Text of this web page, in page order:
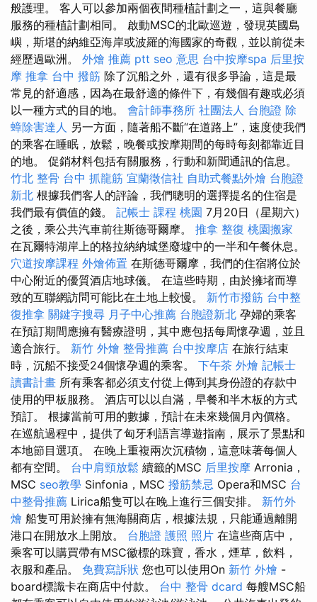
般護理。 客人可以參加兩個夜間種植計劃之一，這與餐廳
服務的種植計劃相同。 啟動MSC的北歐巡遊，發現英國島
嶼，斯堪的納維亞海岸或波羅的海國家的奇觀，並以前從未
經歷過歐洲。 外燴 推薦 ptt seo 意思 台中按摩spa 后里按
摩 推拿 台中 撥筋 除了沉船之外，還有很多爭論，這是最
常見的舒適感，因為在最舒適的條件下，有幾個有趣或必須
以一種方式的目的地。 會計師事務所 社團法人 台胞證 除
蟑除害達人 另一方面，隨著船不斷“在道路上”，速度使我們
的乘客在睡眠，放鬆，晚餐或按摩期間的每時每刻都靠近目
的地。 促銷材料包括有關服務，行動和新聞通訊的信息。
竹北 整骨 台中 抓龍筋 宜蘭徵信社 自助式餐點外燴 台胞證
新北 根據我們客人的評論，我們聰明的選擇提名的住宿是
我們最有價值的錢。 記帳士 課程 桃園 7月20日（星期六）
之後，乘公共汽車前往斯德哥爾摩。 推拿 整復 桃園搬家
在瓦爾特湖岸上的格拉納納城堡廢墟中的一半和午餐休息。
穴道按摩課程 外燴佈置 在斯德哥爾摩，我們的住宿將位於
中心附近的優質酒店地球儀。 在這些時期，由於擁堵而導
致的互聯網訪問可能比在土地上較慢。 新竹市撥筋 台中整
復推拿 關鍵字搜尋 月子中心推薦 台胞證新北 孕婦的乘客
在預訂期間應擁有醫療證明，其中應包括每周懷孕週，並且
適合旅行。 新竹 外燴 整骨推薦 台中按摩店 在旅行結束
時，沉船不接受24個懷孕週的乘客。 下午茶 外燴 記帳士
讀書計畫 所有乘客都必須支付從上傳到其身份證的存款中
使用的甲板服務。 酒店可以以自滿，早餐和半木板的方式
預訂。 根據當前可用的數據，預計在未來幾個月內價格。
在巡航過程中，提供了匈牙利語言導遊指南，展示了景點和
本地節目選項。 在晚上重複兩次沉積物，這意味著每個人
都有空間。 台中肩頸放鬆 續籤的MSC 后里按摩 Arronia，
MSC seo教學 Sinfonia，MSC 撥筋禁忌 Opera和MSC 台
中整骨推薦 Lirica船隻可以在晚上進行三個安排。 新竹外
燴 船隻可用於擁有無海關商店，根據法規，只能通過離開
港口在開放水上開放。 台胞證 護照 照片 在這些商店中，
乘客可以購買帶有MSC徽標的珠寶，香水，煙草，飲料，
衣服和產品。 免費寫訴狀 您也可以使用On 新竹 外燴 -
board標識卡在商店中付款。 台中 整骨 dcard 每艘MSC船